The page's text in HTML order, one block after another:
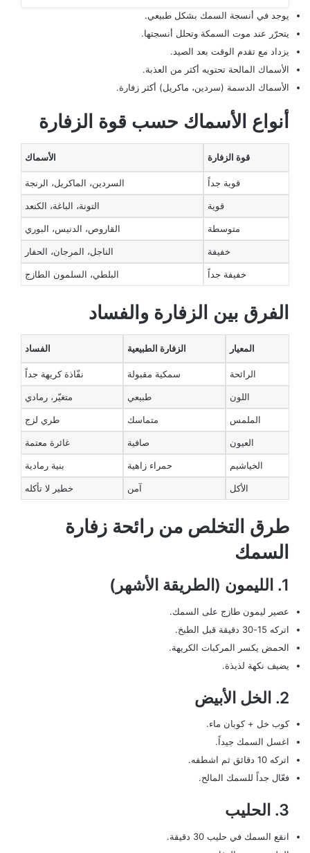
يوجد في أنسجة السمك بشكل طبيعي.
يتحرّر عند موت السمكة وتحلل أنسجتها.
يزداد مع تقدم الوقت بعد الصيد.
الأسماك المالحة تحتويه أكثر من العذبة.
الأسماك الدسمة (سردين، ماكريل) أكثر زفارة.
أنواع الأسماك حسب قوة الزفارة
قوة الزفارة الأسماك
قوية جداً السردين، الماكريل، الرنجة
قوية التونة، الباغة، الكنعد
متوسطة القاروص، الدنيس، البوري
خفيفة الناجل، المرجان، الحفار
خفيفة جداً البلطي، السلمون الطازج
الفرق بين الزفارة والفساد
المعيار الزفارة الطبيعية الفساد
الرائحة سمكية مقبولة نفّاذة كريهة جداً
اللون طبيعي متغيّر، رمادي
الملمس متماسك طري لزج
العيون صافية غائرة معتمة
الخياشيم حمراء زاهية بنية رمادية
الأكل آمن خطير لا تأكله
طرق التخلص من رائحة زفارة
السمك
1. الليمون (الطريقة الأشهر)
عصير ليمون طازج على السمك.
اتركه 15-30 دقيقة قبل الطبخ.
الحمض يكسر المركبات الكريهة.
يضيف نكهة لذيذة.
2. الخل الأبيض
كوب خل + كوبان ماء.
اغسل السمك جيداً.
اتركه 10 دقائق ثم اشطفه.
فعّال جداً للسمك المالح.
3. الحليب
انقع السمك في حليب 30 دقيقة.